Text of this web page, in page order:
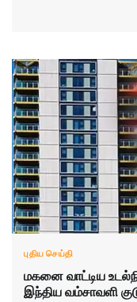
புதிய செய்தி
மகனை வாட்டிய
இந்திய வம்சாவளி